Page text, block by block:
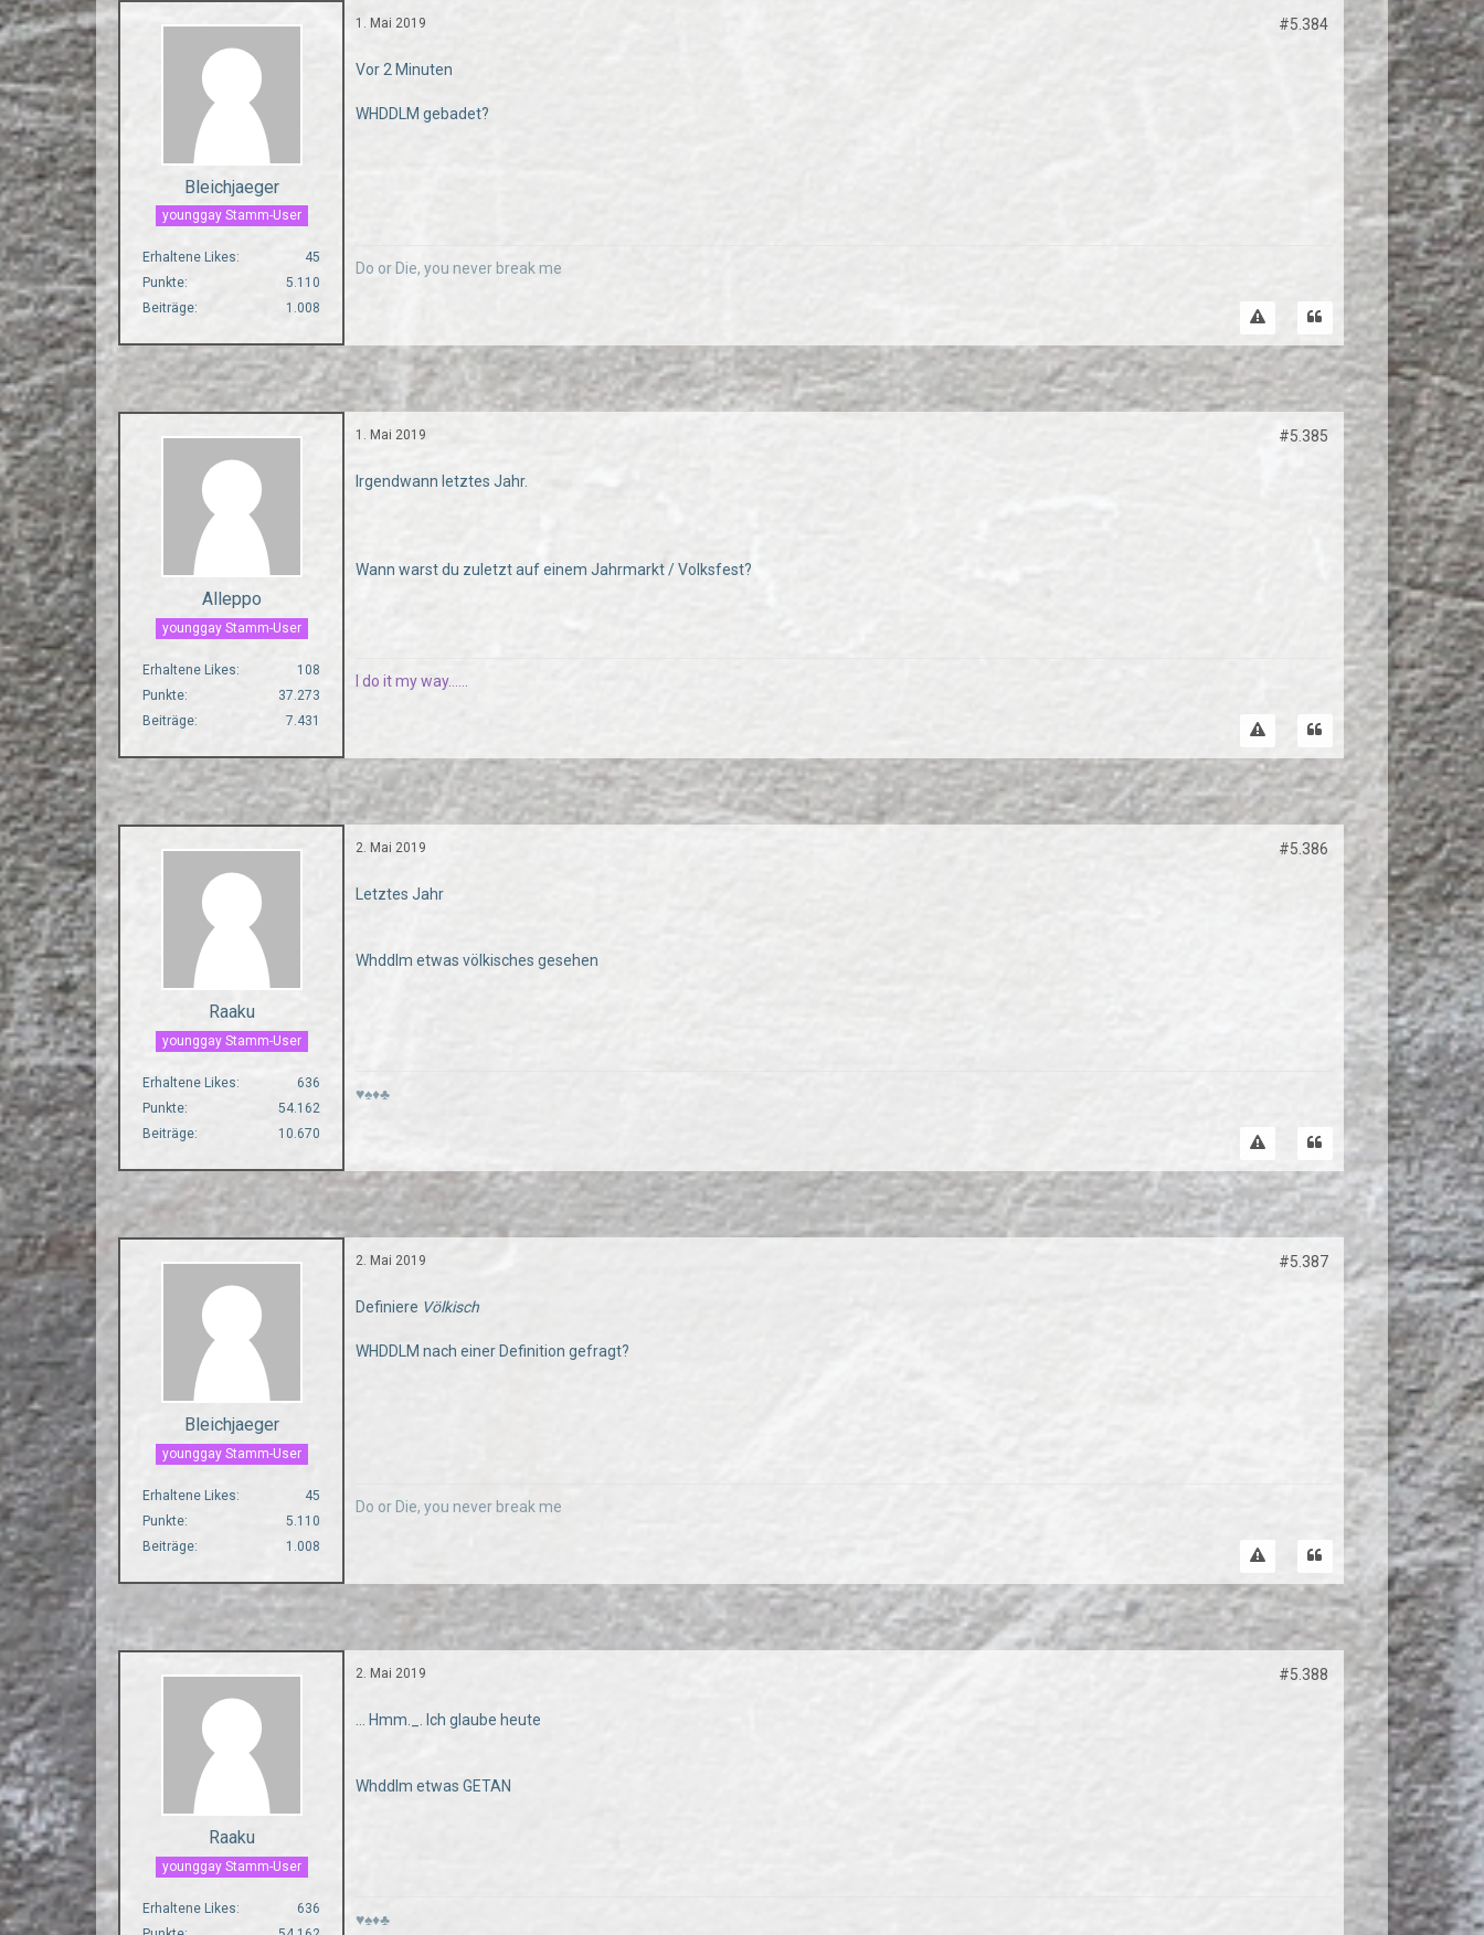
Bleichjaeger
younggay Stamm-User
Erhaltene Likes
45
Punkte
5.110
Beiträge
1.008
1. Mai 2019 #5.384
Vor 2 Minuten
WHDDLM gebadet?
Do or Die, you never break me
Alleppo
younggay Stamm-User
Erhaltene Likes
108
Punkte
37.273
Beiträge
7.431
1. Mai 2019 #5.385
Irgendwann letztes Jahr.
Wann warst du zuletzt auf einem Jahrmarkt / Volksfest?
I do it my way......
Raaku
younggay Stamm-User
Erhaltene Likes
636
Punkte
54.162
Beiträge
10.670
2. Mai 2019 #5.386
Letztes Jahr
Whddlm etwas völkisches gesehen
♥♠♦♣
Bleichjaeger
younggay Stamm-User
Erhaltene Likes
45
Punkte
5.110
Beiträge
1.008
2. Mai 2019 #5.387
Definiere Völkisch
WHDDLM nach einer Definition gefragt?
Do or Die, you never break me
Raaku
younggay Stamm-User
Erhaltene Likes
636
2. Mai 2019 #5.388
... Hmm._. Ich glaube heute
Whddlm etwas GETAN
♥♠♦♣